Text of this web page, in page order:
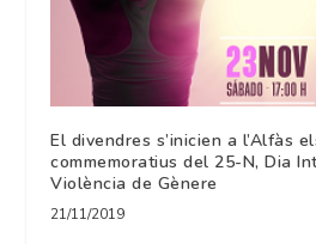
El divendres s’inicien a l’Alfàs
commemoratius del 25-N, Dia
Violència de Gènere
21/11/2019